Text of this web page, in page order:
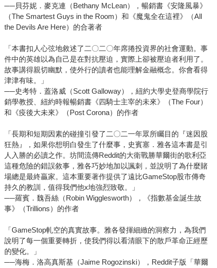
──貝芬妮．麥克連（Bethany McLean），暢銷書《安隆風暴》
（The Smartest Guys in the Room）和《魔鬼全在這裡》（All
the Devils Are Here）的合著者
「本書扣人心弦地敘述了二〇二〇年席捲投資界的社會運動。事
件中的英雄以為自己是在對抗壓迫，實際上卻被壓迫者利用了。
故事講得親切幽默，使外行的讀者也能理解金融概念。你會看得
津津有味。」
──史考特．蓋洛威（Scott Galloway），紐約大學史登商學院行
銷學教授、紐約時報暢銷書《四騎士主宰的未來》（The Four）
和《疫後大未來》（Post Corona）的作者
「長期和短期因素的碰撞引發了二〇二一年眾所矚目的『迷因股
狂熱』，如果你想明白發生了什麼事，史賓塞．雅各這本書是引
人入勝的必讀之作。坊間流傳Reddit的大衛戰勝華爾街的歌利亞
這種危險的錯誤敘事，雅各巧妙地加以諷刺，並說明了為什麼賭
場總是最終贏家。這本重要著作提供了遠比GameStop股市傳奇
持久的教訓，值得我們他x地強烈致敬。」
──羅賓．魏吾絲（Robin Wigglesworth），《指數基金誕生故
事》（Trillions）的作者
「GameStop軋空的真實故事。雅各發揮細緻的洞察力，為我們
說明了每一個重要轉折，使我們得以看清眼下的散戶革命正經歷
的變化。」
──海梅．洛高真斯基（Jaime Rogozinski），Reddit子版「華爾